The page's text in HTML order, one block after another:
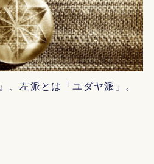
、左派とは「ユダヤ派」。